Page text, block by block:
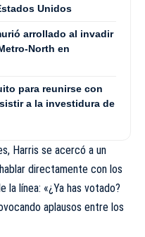
Unidos
arrollado al invadir
North en
para reunirse con
a la investidura de
Harris se acercó a un
directamente con los
línea: «¿Ya has votado?
aplausos entre los